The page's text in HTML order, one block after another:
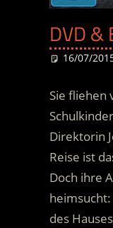
DVD &
16/07/
Sie fliehen
Direktorin
Reise ist
Doch ihre
des